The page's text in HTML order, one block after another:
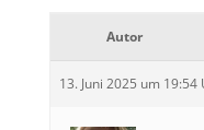
Autor
13. Juni 2025 um 19:54